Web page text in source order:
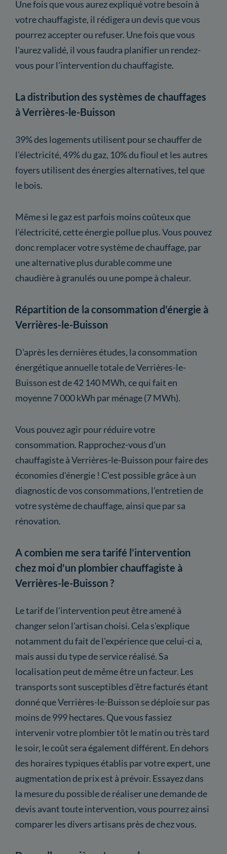
Une fois que vous aurez expliqué votre besoin à
votre chauffagiste, il rédigera un devis que vous
pourrez accepter ou refuser. Une fois que vous
l'aurez validé, il vous faudra planifier un rendez-
vous pour l'intervention du chauffagiste.
La distribution des systèmes de chauffages
à Verrières-le-Buisson
39% des logements utilisent pour se chauffer de
l'électricité, 49% du gaz, 10% du fioul et les autres
foyers utilisent des énergies alternatives, tel que
le bois.
Même si le gaz est parfois moins coûteux que
l'électricité, cette énergie pollue plus. Vous pouvez
donc remplacer votre système de chauffage, par
une alternative plus durable comme une
chaudière à granulés ou une pompe à chaleur.
Répartition de la consommation d'énergie à
Verrières-le-Buisson
D'après les dernières études, la consommation
énergétique annuelle totale de Verrières-le-
Buisson est de 42 140 MWh, ce qui fait en
moyenne 7 000 kWh par ménage (7 MWh).
Vous pouvez agir pour réduire votre
consommation. Rapprochez-vous d'un
chauffagiste à Verrières-le-Buisson pour faire des
économies d'énergie ! C'est possible grâce à un
diagnostic de vos consommations, l'entretien de
votre système de chauffage, ainsi que par sa
rénovation.
A combien me sera tarifé l'intervention
chez moi d'un plombier chauffagiste à
Verrières-le-Buisson ?
Le tarif de l'intervention peut être amené à
changer selon l'artisan choisi. Cela s'explique
notamment du fait de l'expérience que celui-ci a,
mais aussi du type de service réalisé. Sa
localisation peut de même être un facteur. Les
transports sont susceptibles d'être facturés étant
donné que Verrières-le-Buisson se déploie sur pas
moins de 999 hectares. Que vous fassiez
intervenir votre plombier tôt le matin ou très tard
le soir, le coût sera également différent. En dehors
des horaires typiques établis par votre expert, une
augmentation de prix est à prévoir. Essayez dans
la mesure du possible de réaliser une demande de
devis avant toute intervention, vous pourrez ainsi
comparer les divers artisans près de chez vous.